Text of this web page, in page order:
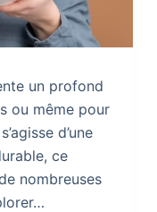
un profond
ou même pour
d’une
ce
nombreuses